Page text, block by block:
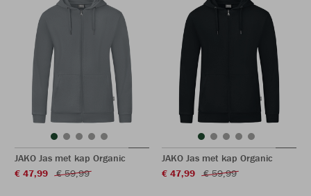
JAKO Jas met kap Organic
€ 47,99
€ 59,99
JAKO Jas met kap Organic
€ 47,99
€ 59,99